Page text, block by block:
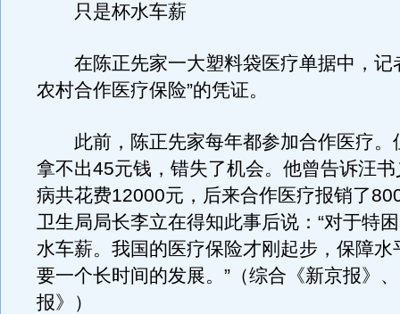
只是杯水车薪
在陈正先家一大塑料袋医疗单据中，记
农村合作医疗保险”的凭证。
此前，陈正先家每年都参加合作医疗。
拿不出45元钱，错失了机会。他曾告诉汪
病共花费12000元，后来合作医疗报销了
卫生局局长李立在得知此事后说：“对于特
水车薪。我国的医疗保险才刚起步，保障水
要一个长时间的发展。”（综合《新京报》
报》）